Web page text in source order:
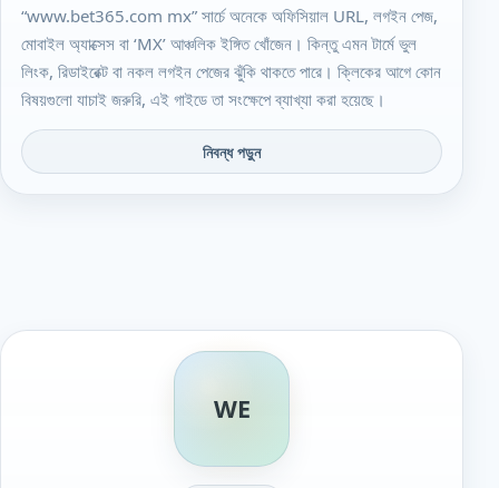
“www.bet365.com mx” সার্চে অনেকে অফিসিয়াল URL, লগইন পেজ,
মোবাইল অ্যাক্সেস বা ‘MX’ আঞ্চলিক ইঙ্গিত খোঁজেন। কিন্তু এমন টার্মে ভুল
লিংক, রিডাইরেক্ট বা নকল লগইন পেজের ঝুঁকি থাকতে পারে। ক্লিকের আগে কোন
বিষয়গুলো যাচাই জরুরি, এই গাইডে তা সংক্ষেপে ব্যাখ্যা করা হয়েছে।
নিবন্ধ পড়ুন
WE